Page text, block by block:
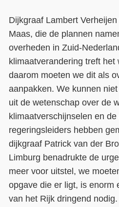
Dijkgraaf Lambert
Maas, die de plannen
overheden in Zuid-
klimaatverandering treft het
daarom moeten we dit als
aanpakken. We kunnen
uit de wetenschap over de
klimaatverschijnselen en
regeringsleiders hebben
dijkgraaf Patrick van der
Limburg benadrukte de
meer voor uitstel, we
opgave die er ligt, is enorm
van het Rijk dringend